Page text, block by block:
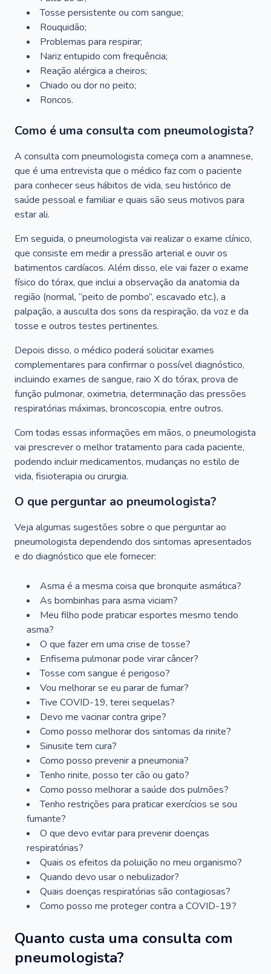
Tosse persistente ou com sangue;
Rouquidão;
Problemas para respirar;
Nariz entupido com frequência;
Reação alérgica a cheiros;
Chiado ou dor no peito;
Roncos.
Como é uma consulta com pneumologista?
A consulta com pneumologista começa com a anamnese,
que é uma entrevista que o médico faz com o paciente
para conhecer seus hábitos de vida, seu histórico de
saúde pessoal e familiar e quais são seus motivos para
estar ali.
Em seguida, o pneumologista vai realizar o exame clínico,
que consiste em medir a pressão arterial e ouvir os
batimentos cardíacos. Além disso, ele vai fazer o exame
físico do tórax, que inclui a observação da anatomia da
região (normal, “peito de pombo”, escavado etc.), a
palpação, a ausculta dos sons da respiração, da voz e da
tosse e outros testes pertinentes.
Depois disso, o médico poderá solicitar exames
complementares para confirmar o possível diagnóstico,
incluindo exames de sangue, raio X do tórax, prova de
função pulmonar, oximetria, determinação das pressões
respiratórias máximas, broncoscopia, entre outros.
Com todas essas informações em mãos, o pneumologista
vai prescrever o melhor tratamento para cada paciente,
podendo incluir medicamentos, mudanças no estilo de
vida, fisioterapia ou cirurgia.
O que perguntar ao pneumologista?
Veja algumas sugestões sobre o que perguntar ao
pneumologista dependendo dos sintomas apresentados
e do diagnóstico que ele fornecer:
Asma é a mesma coisa que bronquite asmática?
As bombinhas para asma viciam?
Meu filho pode praticar esportes mesmo tendo
asma?
O que fazer em uma crise de tosse?
Enfisema pulmonar pode virar câncer?
Tosse com sangue é perigoso?
Vou melhorar se eu parar de fumar?
Tive COVID-19, terei sequelas?
Devo me vacinar contra gripe?
Como posso melhorar dos sintomas da rinite?
Sinusite tem cura?
Como posso prevenir a pneumonia?
Tenho rinite, posso ter cão ou gato?
Como posso melhorar a saúde dos pulmões?
Tenho restrições para praticar exercícios se sou
fumante?
O que devo evitar para prevenir doenças
respiratórias?
Quais os efeitos da poluição no meu organismo?
Quando devo usar o nebulizador?
Quais doenças respiratórias são contagiosas?
Como posso me proteger contra a COVID-19?
Quanto custa uma consulta com
pneumologista?